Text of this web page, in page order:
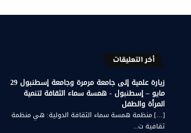
أخر التعليقات
زيارة علمية إلى جامعة مرمرة وجامعة إسطنبول 29
مايو – إسطنبول - همسة سماء الثقافة لتنمية
المرأة والطفل
[…] منظمة همسة سماء الثقافة الدولية: هي منظمة
ثقافية ت...